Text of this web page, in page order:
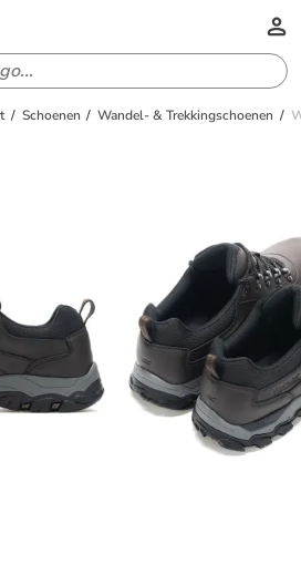
Schoenen Wandel- & Trekkingschoenen